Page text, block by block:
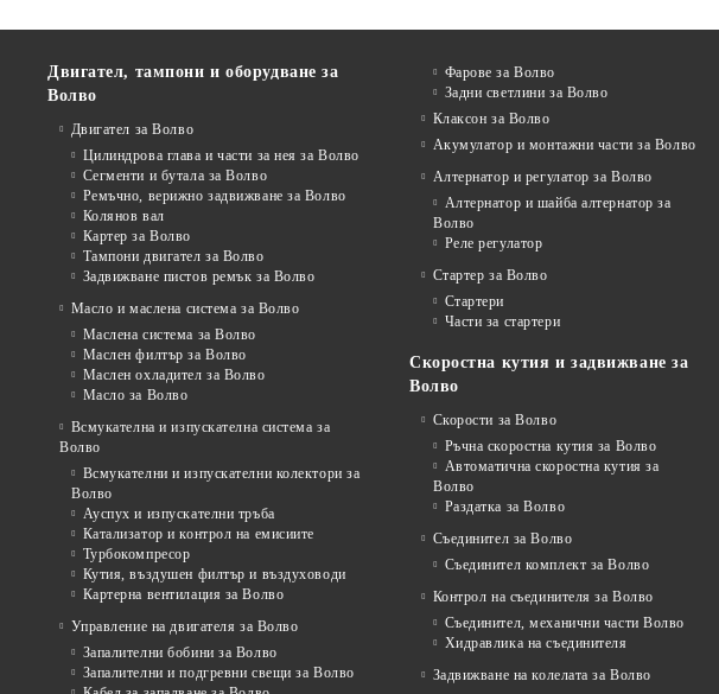
Двигател, тампони и оборудване за
Волво
Двигател за Волво
Цилиндрова глава и части за нея за Волво
Сегменти и бутала за Волво
Ремъчно, верижно задвижване за Волво
Колянов вал
Картер за Волво
Тампони двигател за Волво
Задвижване пистов ремък за Волво
Масло и маслена система за Волво
Маслена система за Волво
Маслен филтър за Волво
Маслен охладител за Волво
Масло за Волво
Всмукателна и изпускателна система за
Волво
Всмукателни и изпускателни колектори за
Волво
Ауспух и изпускателни тръба
Катализатор и контрол на емисиите
Турбокомпресор
Кутия, въздушен филтър и въздуховоди
Картерна вентилация за Волво
Управление на двигателя за Волво
Запалителни бобини за Волво
Запалителни и подгревни свещи за Волво
Фарове за Волво
Задни светлини за Волво
Клаксон за Волво
Акумулатор и монтажни части за Волво
Алтернатор и регулатор за Волво
Алтернатор и шайба алтернатор за
Волво
Реле регулатор
Стартер за Волво
Стартери
Части за стартери
Скоростна кутия и задвижване за
Волво
Скорости за Волво
Ръчна скоростна кутия за Волво
Автоматична скоростна кутия за
Волво
Раздатка за Волво
Съединител за Волво
Съединител комплект за Волво
Контрол на съединителя за Волво
Съединител, механични части Волво
Хидравлика на съединителя
Задвижване на колелата за Волво